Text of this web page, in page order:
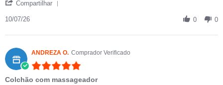
Compartilhar
10/07/26 0 0
ANDREZA O. Comprador Verificado
Colchão com massageador